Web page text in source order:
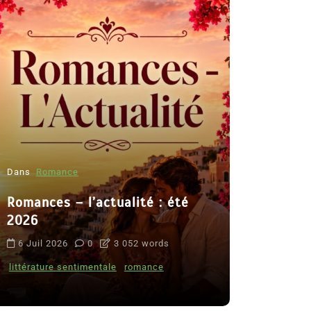
Dans Romance
Romances – l’actualité : été
2026
6 Juil 2026 0 3 052 words
littérature sentimentale romance